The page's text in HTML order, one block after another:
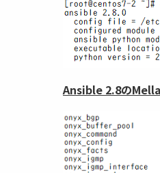
Ansible 2.8の